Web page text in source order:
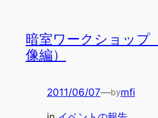
暗室ワークショップ
像編）
2011/06/07—bymfi